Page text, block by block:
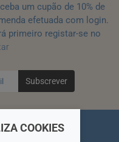
um cupão de 10% de
efetuada com login.
primeiro registar-se no
Subscrever
COOKIES